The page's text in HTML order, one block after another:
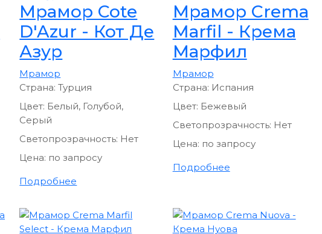
Мрамор Cote
D'Azur - Кот Де
Азур
Мрамор
Страна:Турция
Цвет: Белый, Голубой,
Серый
Светопрозрачность: Нет
Цена: по запросу
Подробнее
Мрамор Crema
Marfil - Крема
Марфил
Мрамор
Страна: Испания
Цвет: Бежевый
Светопрозрачность: Нет
Цена: по запросу
Подробнее